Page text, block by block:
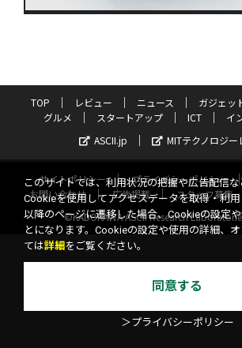
TOP レビュー ニュース ガジェッ
グルメ
スタートアップ ICT
イ
ASCII.jp
MITテクノロジー
サイトポリシー プライバシーポリシー
お問い合わせ
広告掲載 スタッフ募集
©KADOKAWA ASCII Research
このサイトでは、利用状況の把握や広告配信な
Cookieを使用してアクセスデータを取得・利
以降のページに遷移した場合、Cookieの設定
とになります。Cookieの設定や使用の詳細、
ては詳細 をご覧ください。
同意する
＞プライバシーポリシー